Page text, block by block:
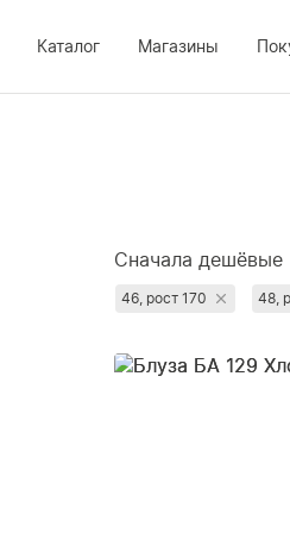
Каталог Магазины
Сначала дешёвые
Сначала
Недавно
46, рост 170 48,